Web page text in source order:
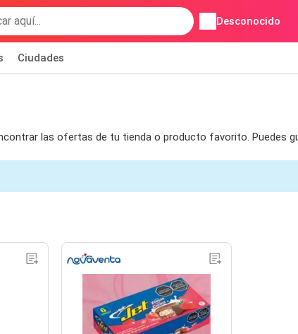
Desconocido
Ciudades
las ofertas de tu tienda o producto favorito. Puedes